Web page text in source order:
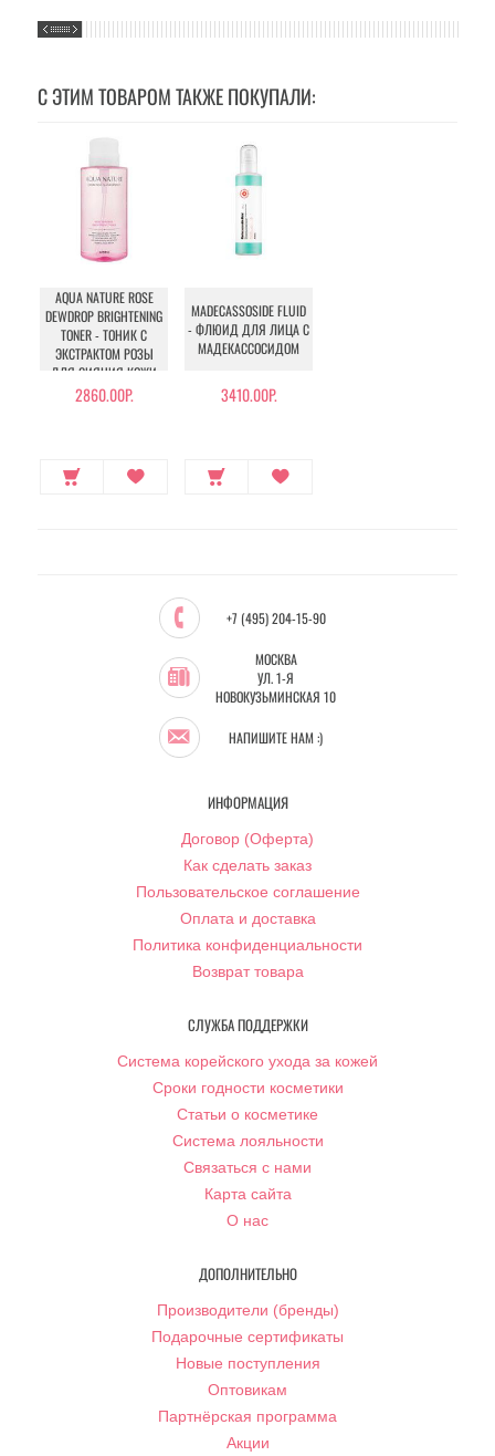
С ЭТИМ ТОВАРОМ ТАКЖЕ ПОКУПАЛИ:
AQUA NATURE ROSE
DEWDROP BRIGHTENING
TONER - ТОНИК С
ЭКСТРАКТОМ РОЗЫ
ДЛЯ СИЯНИЯ КОЖИ
2860.00Р.
MADECASSOSIDE FLUID
- ФЛЮИД ДЛЯ ЛИЦА С
МАДЕКАССОСИДОМ
3410.00Р.
+7 (495) 204-15-90
МОСКВА
УЛ. 1-Я
НОВОКУЗЬМИНСКАЯ 10
НАПИШИТЕ НАМ :)
ИНФОРМАЦИЯ
Договор (Оферта)
Как сделать заказ
Пользовательское соглашение
Оплата и доставка
Политика конфиденциальности
Возврат товара
СЛУЖБА ПОДДЕРЖКИ
Система корейского ухода за кожей
Сроки годности косметики
Статьи о косметике
Система лояльности
Связаться с нами
Карта сайта
О нас
ДОПОЛНИТЕЛЬНО
Производители (бренды)
Подарочные сертификаты
Новые поступления
Оптовикам
Партнёрская программа
Акции